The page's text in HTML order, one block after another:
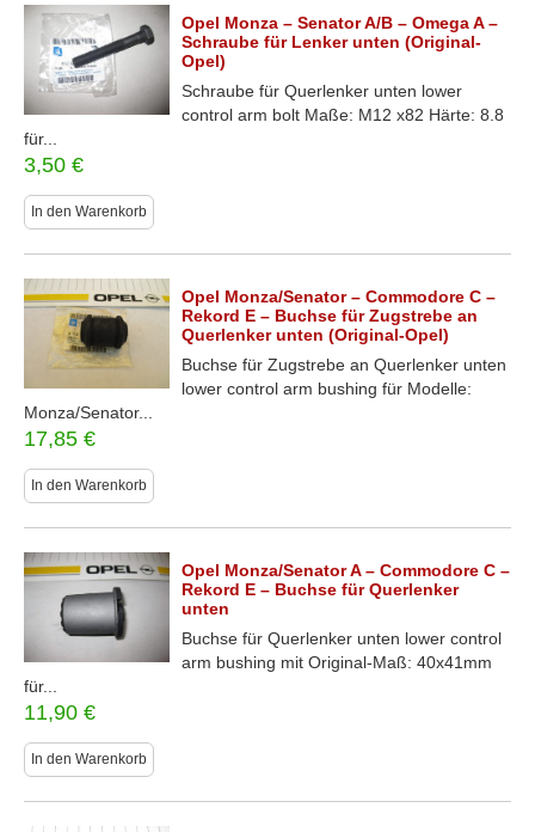
Opel Monza – Senator A/B – Omega A –
Schraube für Lenker unten (Original-
Opel)
Schraube für Querlenker unten lower
control arm bolt Maße: M12 x82 Härte: 8.8
für...
3,50 €
In den Warenkorb
Opel Monza/Senator – Commodore C –
Rekord E – Buchse für Zugstrebe an
Querlenker unten (Original-Opel)
Buchse für Zugstrebe an Querlenker unten
lower control arm bushing für Modelle:
Monza/Senator...
17,85 €
In den Warenkorb
Opel Monza/Senator A – Commodore C –
Rekord E – Buchse für Querlenker
unten
Buchse für Querlenker unten lower control
arm bushing mit Original-Maß: 40x41mm
für...
11,90 €
In den Warenkorb